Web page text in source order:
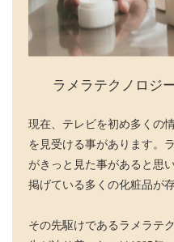
ラメラテクノロジ
現在、テレビを初め多くの
を見受ける事があります。
がきっと見た事があると思
掲げている多くの化粧品が
その先駆けであるラメラテ